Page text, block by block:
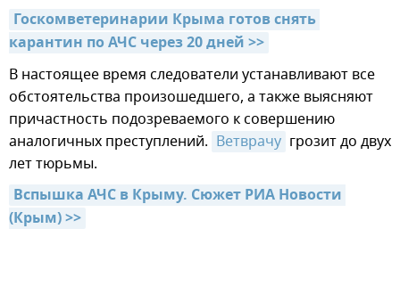
Госкомветеринарии Крыма готов снять
карантин по АЧС через 20 дней >>
В настоящее время следователи устанавливают все
обстоятельства произошедшего, а также выясняют
причастность подозреваемого к совершению
аналогичных преступлений. Ветврачу грозит до двух
лет тюрьмы.
Вспышка АЧС в Крыму. Сюжет РИА Новости
(Крым) >>